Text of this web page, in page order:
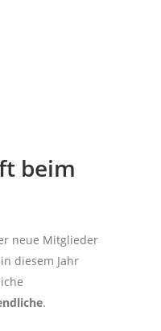
beim
neue Mitglieder
diesem Jahr
.